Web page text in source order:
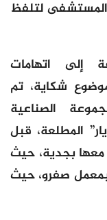
المستشفى لتلفظ
إلى اتهامات
شكاية، تم
الصناعية
المطلعة، قبل
معها بجدية، حيث
الماضي، بمعمل صفرو، حيث